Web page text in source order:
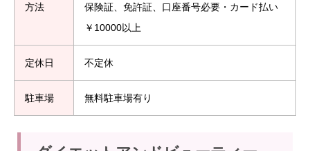
方法
保険証、免許証、口座番号必要・カード払い
￥10000以上
定休日 不定休
駐車場 無料駐車場有り